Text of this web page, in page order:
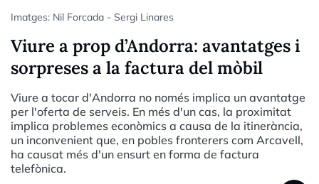
Imatges: Nil Forcada - Sergi Linares
Viure a prop d’Andorra: avantatges i
sorpreses a la factura del mòbil
Viure a tocar d'Andorra no només implica un avantatge
per l'oferta de serveis. En més d'un cas, la proximitat
implica problemes econòmics a causa de la itinerància,
un inconvenient que, en pobles fronterers com Arcavell,
ha causat més d'un ensurt en forma de factura
telefònica.